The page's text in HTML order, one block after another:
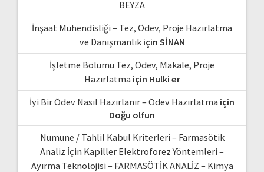
BEYZA
İnşaat Mühendisliği – Tez, Ödev, Proje Hazırlatma
ve Danışmanlıkiçin SİNAN
İşletme Bölümü Tez, Ödev, Makale, Proje
Hazırlatma için Hulki er
İyi Bir Ödev Nasıl Hazırlanır – Ödev Hazırlatma için
Doğu olfun
Numune / Tahlil Kabul Kriterleri – Farmasötik
Analiz İçin Kapiller Elektroforez Yöntemleri –
Ayırma Teknolojisi – FARMASÖTİK ANALİZ – Kimya